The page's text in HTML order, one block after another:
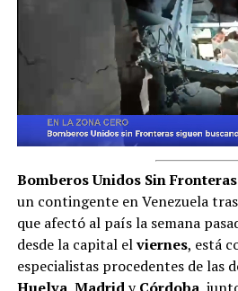
Bomberos Unidos Sin Fronteras
un contingente en Venezuela
que afectó al país la semana
desde la capital elviernes, está
especialistas procedentes de las